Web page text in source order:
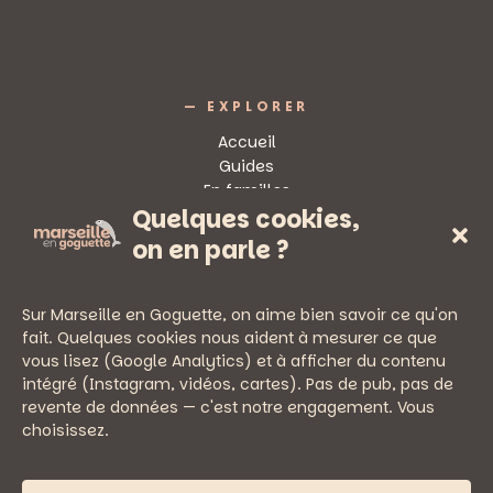
Quelques cookies,
on en parle ?
Sur Marseille en Goguette, on aime bien savoir ce qu'on
fait. Quelques cookies nous aident à mesurer ce que
vous lisez (Google Analytics) et à afficher du contenu
intégré (Instagram, vidéos, cartes). Pas de pub, pas de
revente de données — c'est notre engagement. Vous
choisissez.
— EXPLORER
Accueil
Guides
En familles
Sorties
— PRATIQUE
Newsletter